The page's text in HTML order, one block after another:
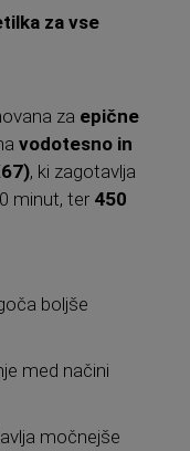
za vse
za epične
vodotesno in
, ki zagotavlja
minut, ter 450
boljše
med načini
močnejše